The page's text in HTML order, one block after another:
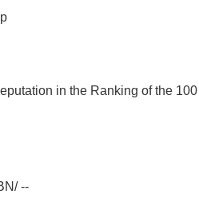
in the Ranking of the
--